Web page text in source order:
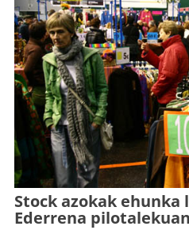
Stock azokak
Ederrena pilotalekuan